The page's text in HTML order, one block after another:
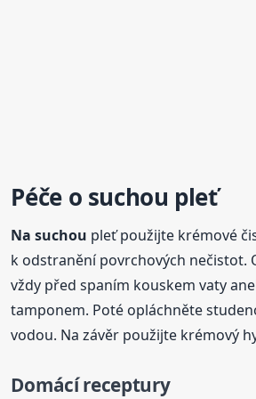
Péče o suchou pleť
Na suchou pleť použijte krémové
k odstranění povrchových nečistot.
vždy před spaním kouskem vaty
tamponem. Poté opláchněte
vodou. Na závěr použijte krémový
Domácíreceptury